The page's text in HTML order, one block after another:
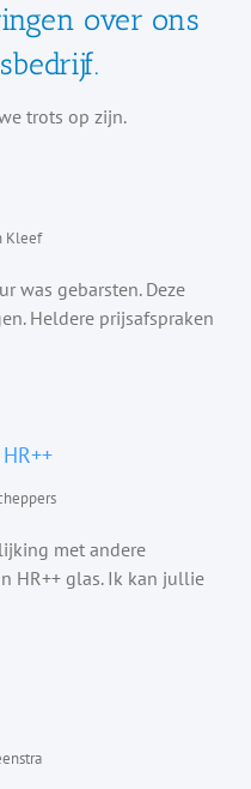
over ons
trots op zijn.
Kleef
was gebarsten. Deze
Heldere prijsafspraken
met andere
HR++ glas. Ik kan jullie